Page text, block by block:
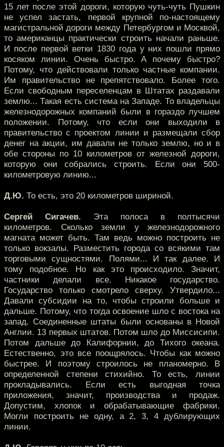
15 лет после этой дороги, которую чуть-чуть Пушкин
не успел застать, первой крупной по-настоящему
магистральной дороги между Петербургом и Москвой,
то американцы практически строить начали раньше.
И после первой ветки 1830 года у них пошли прямо
косяком линии. Очень быстро. А почему быстро?
Потому, что действовали только частные компании.
Им правительство не препятствовало. Более того.
Если свободным переселенцам в Штатах раздавали
землю... Такая есть система на Западе. То владельцы
железнодорожных компаний были в гораздо лучшем
положении. Потому, что если они выходили в
правительство с проектом линии и размещали сбор
денег на акции, им давали не только землю, но и в
обе стороны по 10 километров от железной дороги,
которую они собрались строить. Если они 500-
километровую линию...
Д.Ю. То есть, это 20 километров шириной.
Сергей Сигачев. Эта полоса в полтысячи
километров. Сколько земли у железнодорожного
магната может быть. Там ведь можно построить не
только вокзалы. Разместить города со всякими там
торговыми сущностями. Полями... И так далее. И
тому подобное. Но как это происходило. Значит,
частники делали все. Никакое государство.
Государство только смотрело сверху. Утвердило...
Давали субсидии на то, чтобы строили больше и
дальше. Потому, что тогда освоение шло с востока на
запад. Соединенные штаты были основаны в Новой
Англии. 13 первых штатов. Потом шло до Миссисипи.
Потом дальше до Калифорнии, до Тихого океана.
Естественно, это все поощрялось. Чтобы как можно
быстрее. И поэтому строилось не планомерно. В
определенной степени стихийно. То есть, линии
прокладывались. Если есть выгодная точка
приложения, значит, производства и продаж.
Допустим, хлопок и обрабатывающие фабрики.
Могли построить не одну, а 2, 3, 4 дублирующих
линии.